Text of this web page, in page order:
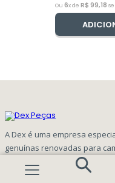
Ou 6x de R$ 99,18
A Dex é uma empresa
genuínas renovadas para
encontra peças com alta